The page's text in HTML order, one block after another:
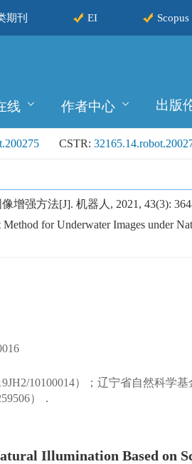
期刊 EI Scopus
线 作者中心 出版
CSTR:
增强方法[J]. 机器人, 2021, 43(3):
for Underwater Images under
10100014）；辽宁省自然科学基
）．
Illumination Based on